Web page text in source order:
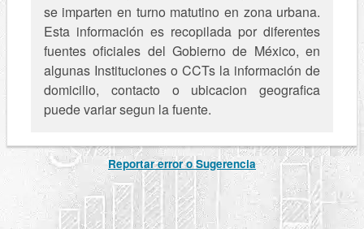
se imparten en turno matutino en zona urbana.
Esta información es recopilada por diferentes
fuentes oficiales del Gobierno de México, en
algunas Instituciones o CCTs la información de
domicilio, contacto o ubicacion geografica
puede variar segun la fuente.
Reportar error o Sugerencia